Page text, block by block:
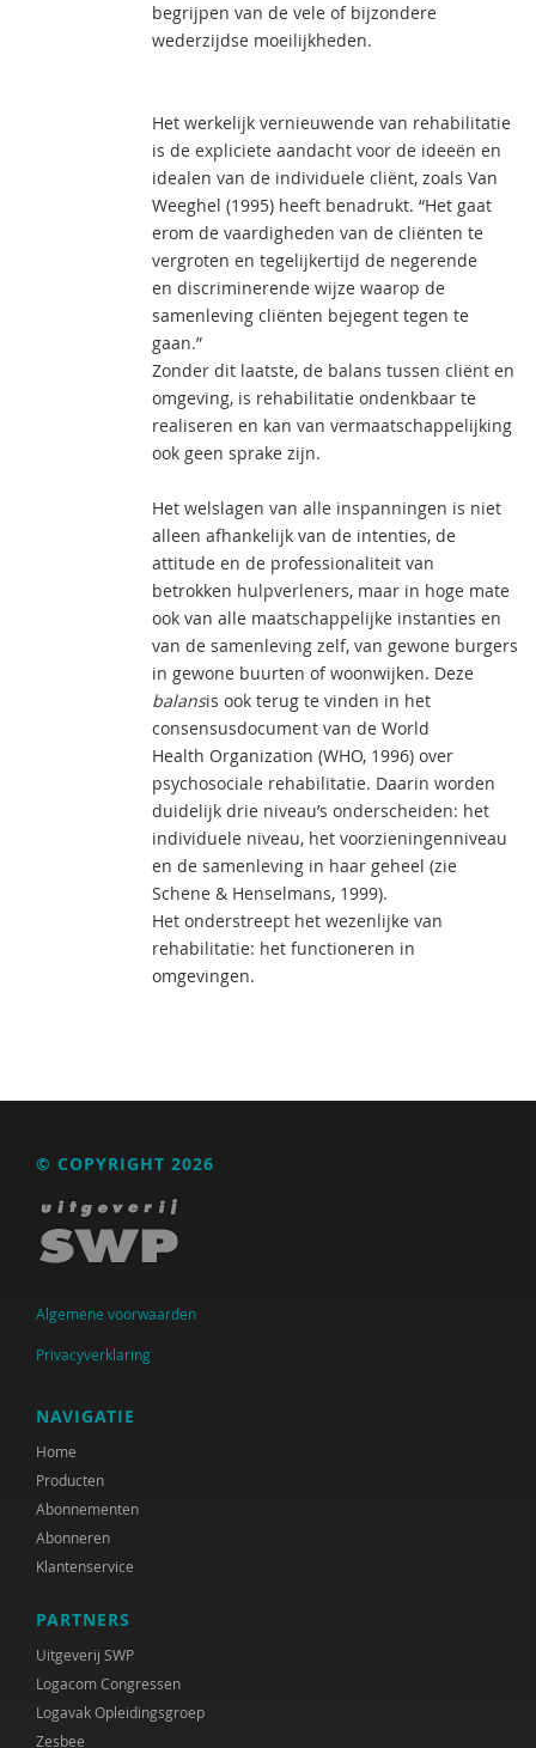
begrijpen van de vele of bijzondere
wederzijdse moeilijkheden.
Het werkelijk vernieuwende van rehabilitatie
is de expliciete aandacht voor de ideeën en
idealen van de individuele cliënt, zoals Van
Weeghel (1995) heeft benadrukt. “Het gaat
erom de vaardigheden van de cliënten te
vergroten en tegelijkertijd de negerende
en discriminerende wijze waarop de
samenleving cliënten bejegent tegen te
gaan.”
Zonder dit laatste, de balans tussen cliënt en
omgeving, is rehabilitatie ondenkbaar te
realiseren en kan van vermaatschappelijking
ook geen sprake zijn.
Het welslagen van alle inspanningen is niet
alleen afhankelijk van de intenties, de
attitude en de professionaliteit van
betrokken hulpverleners, maar in hoge mate
ook van alle maatschappelijke instanties en
van de samenleving zelf, van gewone burgers
in gewone buurten of woonwijken. Deze
balansis ook terug te vinden in het
consensusdocument van de World
Health Organization (WHO, 1996) over
psychosociale rehabilitatie. Daarin worden
duidelijk drie niveau’s onderscheiden: het
individuele niveau, het voorzieningenniveau
en de samenleving in haar geheel (zie
Schene & Henselmans, 1999).
Het onderstreept het wezenlijke van
rehabilitatie: het functioneren in
omgevingen.
© COPYRIGHT 2026
Algemene voorwaarden
Privacyverklaring
NAVIGATIE
Home
Producten
Abonnementen
Abonneren
Klantenservice
PARTNERS
Uitgeverij SWP
Logacom Congressen
Logavak Opleidingsgroep
Zesbee